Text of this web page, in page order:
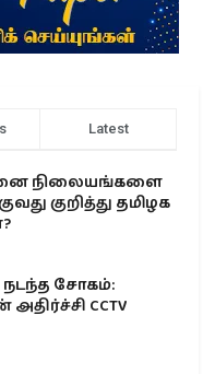
Latest
நிலையங்களை
குறித்து தமிழக
நடந்த சோகம்:
CCTV